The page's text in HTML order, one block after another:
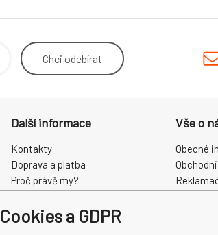
Chci odebírat
Další informace
Kontakty
Doprava a platba
Proč právě my?
Kamenná prodejna
Vše o
Obecné
Cookies a GDPR